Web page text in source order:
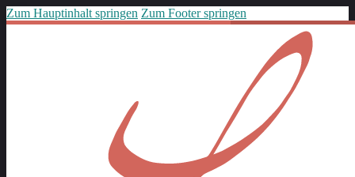
Zum Hauptinhalt springen Zum Footer springen